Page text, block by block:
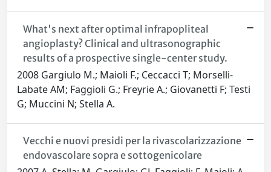
What's next after optimal infrapopliteal
angioplasty? Clinical and ultrasonographic
results of a prospective single-center study.
2008 Gargiulo M.; Maioli F.; Ceccacci T; Morselli-
Labate AM; Faggioli G.; Freyrie A.; Giovanetti F; Testi
G; Muccini N; Stella A.
Vecchi e nuovi presidi per la rivascolarizzazione
endovascolare sopra e sottogenicolare